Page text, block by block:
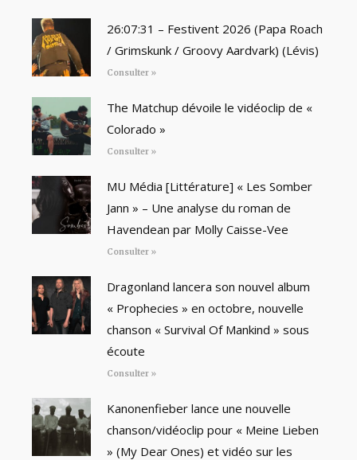
26:07:31 – Festivent 2026 (Papa Roach
/ Grimskunk / Groovy Aardvark) (Lévis)
Consulter »
The Matchup dévoile le vidéoclip de «
Colorado »
Consulter »
MU Média [Littérature] « Les Somber
Jann » – Une analyse du roman de
Havendean par Molly Caisse-Vee
Consulter »
Dragonland lancera son nouvel album
« Prophecies » en octobre, nouvelle
chanson « Survival Of Mankind » sous
écoute
Consulter »
Kanonenfieber lance une nouvelle
chanson/vidéoclip pour « Meine Lieben
» (My Dear Ones) et vidéo sur les